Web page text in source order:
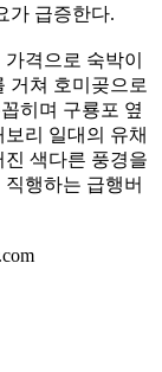
가 급증한다.
격으로 숙박이
거쳐 호미곶으로
히며 구룡포 옆
리 일대의 유채
색다른 풍경을
행하는 급행버